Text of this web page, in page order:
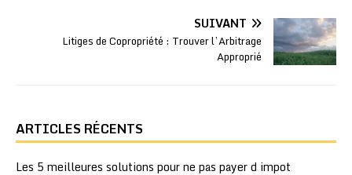
SUIVANT
Litiges de Copropriété : Trouver l’Arbitrage
Approprié
ARTICLES RÉCENTS
Les 5 meilleures solutions pour ne pas payer d impot